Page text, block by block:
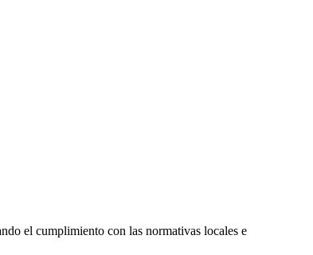
el cumplimiento con las normativas locales e